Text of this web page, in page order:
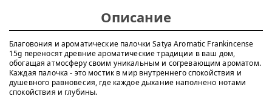
Описание
Благовония и ароматические палочки Satya Aromatic Frankincense
15g переносят древние ароматические традиции в ваш дом,
обогащая атмосферу своим уникальным и согревающим ароматом.
Каждая палочка - это мостик в мир внутреннего спокойствия и
душевного равновесия, где каждое дыхание наполнено нотами
спокойствия и глубины.